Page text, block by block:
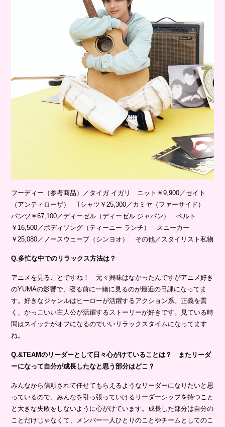
フーディー（参考商品）／タイガ イガリ ニット￥9,900／セイト
（アンティローザ） Tシャツ￥25,300／カミヤ（ファーサイド）
パンツ￥67,100／ディーゼル（ディーゼル ジャパン） ベルト
￥16,500／ボディソング（ティーニー ランチ） スニーカー
￥25,080／ノースウェーブ（シンヨオ） その他／スタイリスト私物
Q.多忙な中でのリラックス方法は？
アニメを見ることですね！ 元々興味はなかったんですがアニメ好き
のYUMAの影響で、寝る前に一緒に見るのが最近の日課になってま
す。好きなジャンルはヒーローが活躍するアクション系。正義を貫
く、かっこいい主人公が活躍するストーリーが好きです。見ている時
間はスイッチがオフになるのでいいリラックスタイムになってます
ね。
Q.&TEAMのリーダーとして日々心がけていることは？ またリーダ
ーになって自分が成長したなと思う部分はどこ？
みんなから信頼されて任せてもらえるようなリーダーになりたいと思
っているので、みんなを引っ張っていけるリーダーシップを持つこと
と大きな失敗をしないように心がけています。成長した部分は自分の
ことだけじゃなくて、メンバー一人ひとりのことやチームとしてのこ